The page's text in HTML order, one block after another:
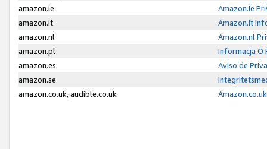
amazon.ie
Amazon.ie
amazon.it
Amazon.it
amazon.nl
Amazon.nl
amazon.pl
Informacja O
amazon.es
Aviso de
amazon.se
amazon.co.uk, audible.co.uk